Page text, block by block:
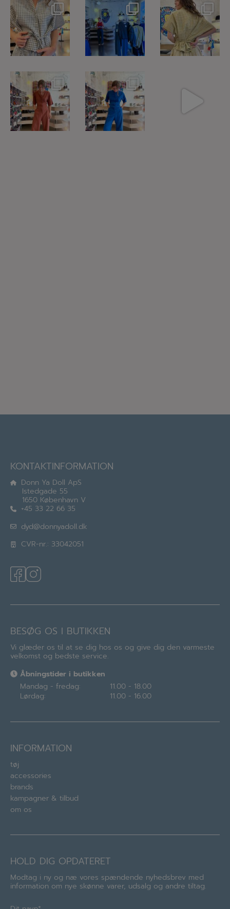
Håndprintet sæt
fra
@janmachenhauer
- skirt nu...
5
EXTRA NEDSAT på
UdsalgsSagerne -
kom ind og find...
2
Blockprint skjorte
fra
@janmachenhauer
-
3 1
Heldragten kan
bindes foran og
bagpå - så
7 1
Lyocell er
fremstillet af
træfiber - ofte...
18 2
ve til 1399kr i
KONTAKTINFORMATION
Donn Ya Doll ApS
Istedgade 55
1650 København V
+45 33 22 66 35
dyd@donnyadoll.dk
CVR-nr.: 33042051
BESØG OS I BUTIKKEN
Vi glæder os til at se dig hos os og give dig den varmeste
velkomst og bedste service.
Åbningstider i butikken
Mandag - fredag:
11.00 - 18.00
Lørdag:
11.00 - 16.00
INFORMATION
tøj
accessories
brands
kampagner & tilbud
om os
HOLD DIG OPDATERET
Modtag i ny og næ vores spændende nyhedsbrev med
information om nye skønne varer, udsalg og andre tiltag.
Navn